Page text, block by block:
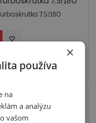
7.5/180
300 ks
×
používa
na
a analýzu
vašom